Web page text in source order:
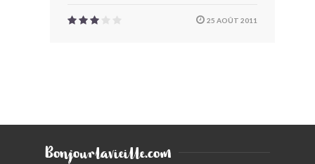
25 AOÛT 2011
Bonjourlavieille.com